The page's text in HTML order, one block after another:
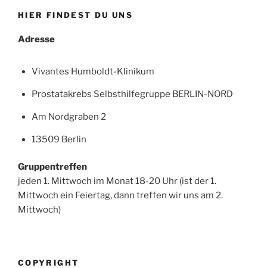
HIER FINDEST DU UNS
Adresse
Vivantes Humboldt-Klinikum
Prostatakrebs Selbsthilfegruppe BERLIN-NORD
Am Nordgraben 2
13509 Berlin
Gruppentreffen
jeden 1. Mittwoch im Monat 18-20 Uhr (ist der 1.
Mittwoch ein Feiertag, dann treffen wir uns am 2.
Mittwoch)
COPYRIGHT